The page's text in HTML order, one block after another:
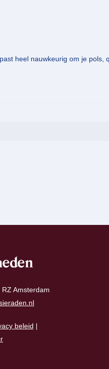
heel nauwkeurig om je
Amsterdam
beleid |